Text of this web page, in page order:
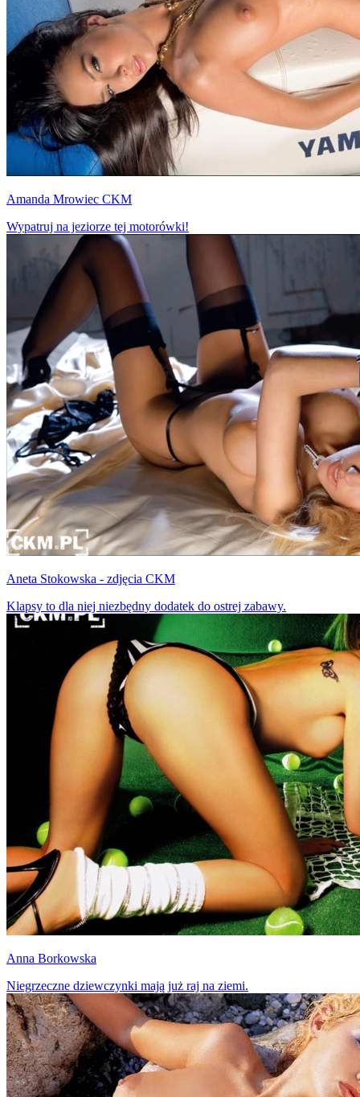
Amanda Mrowiec CKM
Wypatruj na jeziorze tej motorówki!
Aneta Stokowska - zdjęcia CKM
Klapsy to dla niej niezbędny dodatek do ostrej zabawy.
Anna Borkowska
Niegrzeczne dziewczynki mają już raj na ziemi.